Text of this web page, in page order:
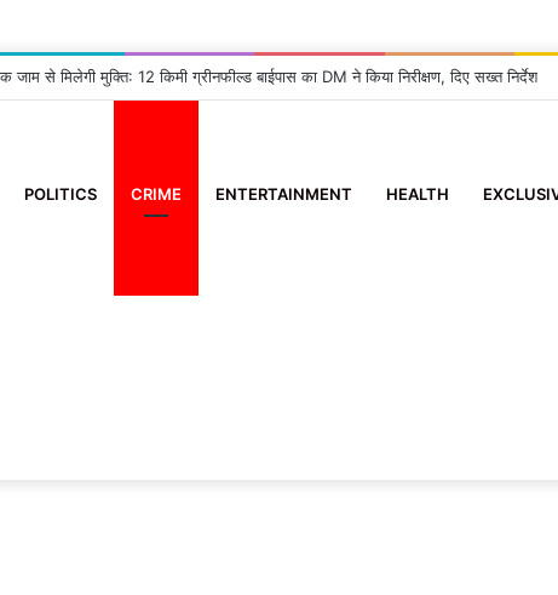
जाम से मिलेगी मुक्ति: 12 किमी ग्रीनफील्ड बाईपास का DM ने किया निरीक्षण, दिए सख्त निर्देश
POLITICS CRIME ENTERTAINMENT HEALTH